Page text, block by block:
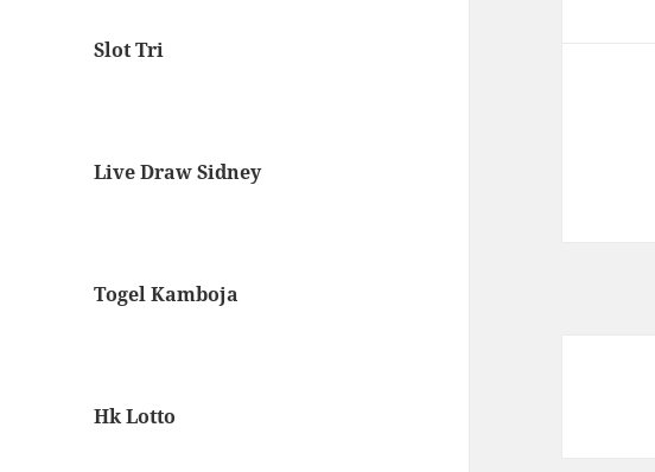
Slot Tri
Live Draw Sidney
Togel Kamboja
Hk Lotto